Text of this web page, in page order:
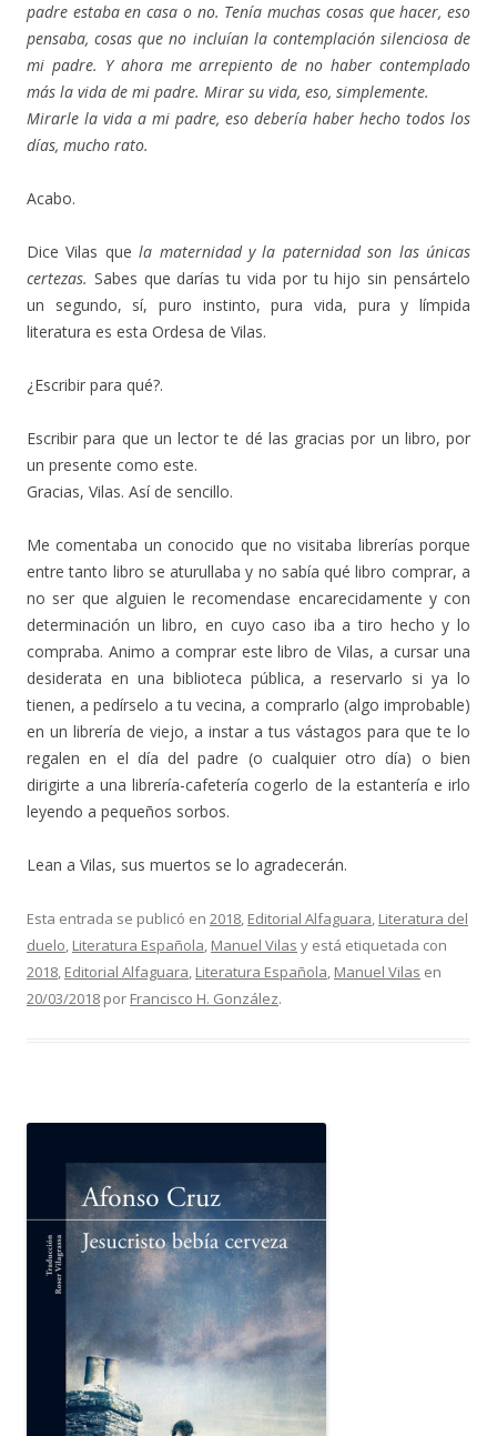
padre estaba en casa o no. Tenía muchas cosas que hacer, eso
pensaba, cosas que no incluían la contemplación silenciosa de
mi padre. Y ahora me arrepiento de no haber contemplado
más la vida de mi padre. Mirar su vida, eso, simplemente.
Mirarle la vida a mi padre, eso debería haber hecho todos los
días, mucho rato.
Acabo.
Dice Vilas quela maternidad y la paternidad son las únicas
certezas. Sabes que darías tu vida por tu hijo sin pensártelo
un segundo, sí, puro instinto, pura vida, pura y límpida
literatura es esta Ordesa de Vilas.
¿Escribir para qué?.
Escribir para que un lector te dé las gracias por un libro, por
un presente como este.
Gracias, Vilas. Así de sencillo.
Me comentaba un conocido que no visitaba librerías porque
entre tanto libro se aturullaba y no sabía qué libro comprar, a
no ser que alguien le recomendase encarecidamente y con
determinación un libro, en cuyo caso iba a tiro hecho y lo
compraba. Animo a comprar este libro de Vilas, a cursar una
desiderata en una biblioteca pública, a reservarlo si ya lo
tienen, a pedírselo a tu vecina, a comprarlo (algo improbable)
en un librería de viejo, a instar a tus vástagos para que te lo
regalen en el día del padre (o cualquier otro día) o bien
dirigirte a una librería-cafetería cogerlo de la estantería e irlo
leyendo a pequeños sorbos.
Lean a Vilas, sus muertos se lo agradecerán.
Esta entrada se publicó en 2018, Editorial Alfaguara, Literatura del
duelo, Literatura Española, Manuel Vilas y está etiquetada con
2018, Editorial Alfaguara, Literatura Española, Manuel Vilas en
20/03/2018 por Francisco H. González.